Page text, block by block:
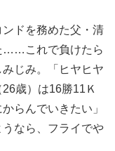
ドを務めた父・清
……これで負けたら
じみ。「ヒヤヒヤ
歳）は16勝11Ｋ
らんでいきたい」
なら、フライでや